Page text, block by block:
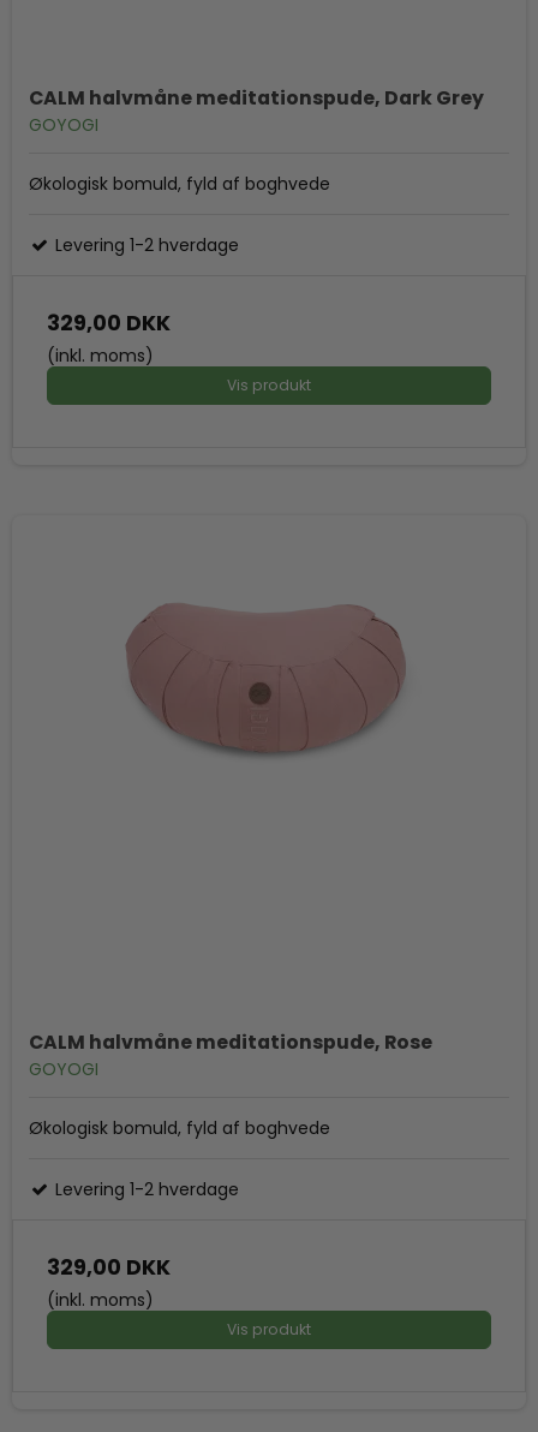
CALM halvmåne meditationspude, Dark Grey
GOYOGI
Økologisk bomuld, fyld af boghvede
Levering 1-2 hverdage
329,00 DKK
(inkl. moms)
Vis produkt
CALM halvmåne meditationspude, Rose
GOYOGI
Økologisk bomuld, fyld af boghvede
Levering 1-2 hverdage
329,00 DKK
(inkl. moms)
Vis produkt